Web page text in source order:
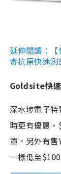
延伸閱讀：
毒抗原快速
Goldsite快
深水埗電子
時更有優惠
罩。另外有售
一樣低至